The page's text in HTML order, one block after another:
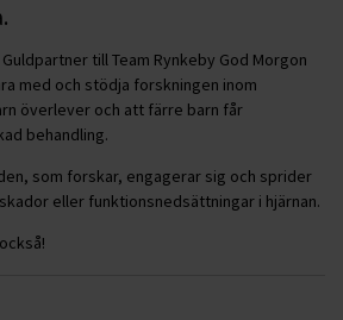
till Team Rynkeby God Morgon
med och stödja forskningen inom
överlever och att färre barn får
behandling.
som forskar, engagerar sig och sprider
eller funktionsnedsättningar i hjärnan.